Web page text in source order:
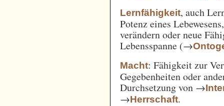
Lernfähigkeit, auch
Potenz eines
verändern oder neue
Lebensspanne (→
Macht: Fähigkeit zur
Gegebenheiten oder
Durchsetzung von →
→Herrschaft.